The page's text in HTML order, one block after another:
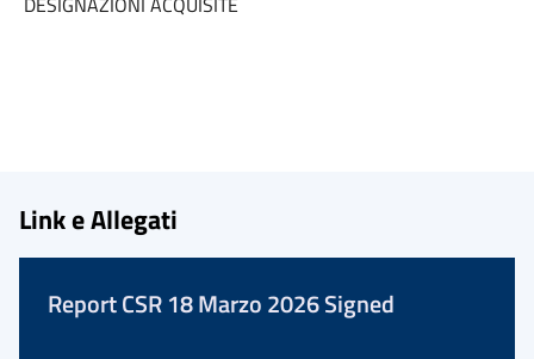
Link e Allegati
Report CSR 18 Marzo 2026 Signed